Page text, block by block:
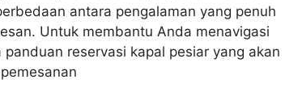
antara pengalaman yang penuh
Untuk membantu Anda menavigasi
reservasi kapal pesiar yang akan